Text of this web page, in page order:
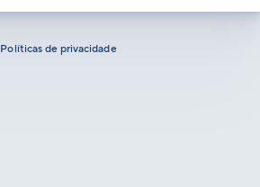
Políticas de privacidade